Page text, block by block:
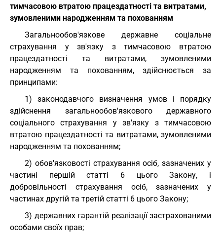
тимчасовою втратою працездатності та витратами,
зумовленими народженням та похованням
Загальнообов'язкове державне соціальне
страхування у зв'язку з тимчасовою втратою
працездатності та витратами, зумовленими
народженням та похованням, здійснюється за
принципами:
1) законодавчого визначення умов і порядку
здійснення загальнообов'язкового державного
соціального страхування у зв'язку з тимчасовою
втратою працездатності та витратами, зумовленими
народженням та похованням;
2) обов'язковості страхування осіб, зазначених у
частині першій статті 6 цього Закону, і
добровільності страхування осіб, зазначених у
частинах другій та третій статті 6 цього Закону;
3) державних гарантій реалізації застрахованими
особами своїх прав;